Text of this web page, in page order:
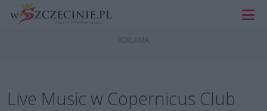
Live Music w Copernicus Club